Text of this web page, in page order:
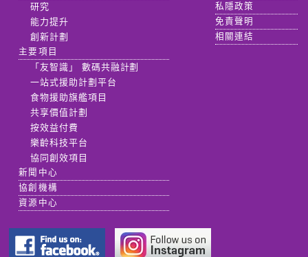
研究
能力提升
創新計劃
主要項目
「友智識」 數碼共融計劃
一站式援助計劃平台
食物援助旗艦項目
共享價值計劃
按效益付費
樂齡科技平台
協同創效項目
新聞中心
協創機構
資源中心
私隱政策
免責聲明
相關連結